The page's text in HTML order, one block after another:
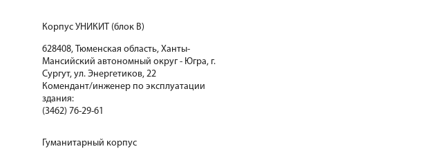
Корпус УНИКИТ (блок В)
628408, Тюменская область, Ханты-
Мансийский автономный округ - Югра, г.
Сургут, ул. Энергетиков, 22
Комендант/инженер по эксплуатации
здания:
(3462) 76-29-61
Гуманитарный корпус